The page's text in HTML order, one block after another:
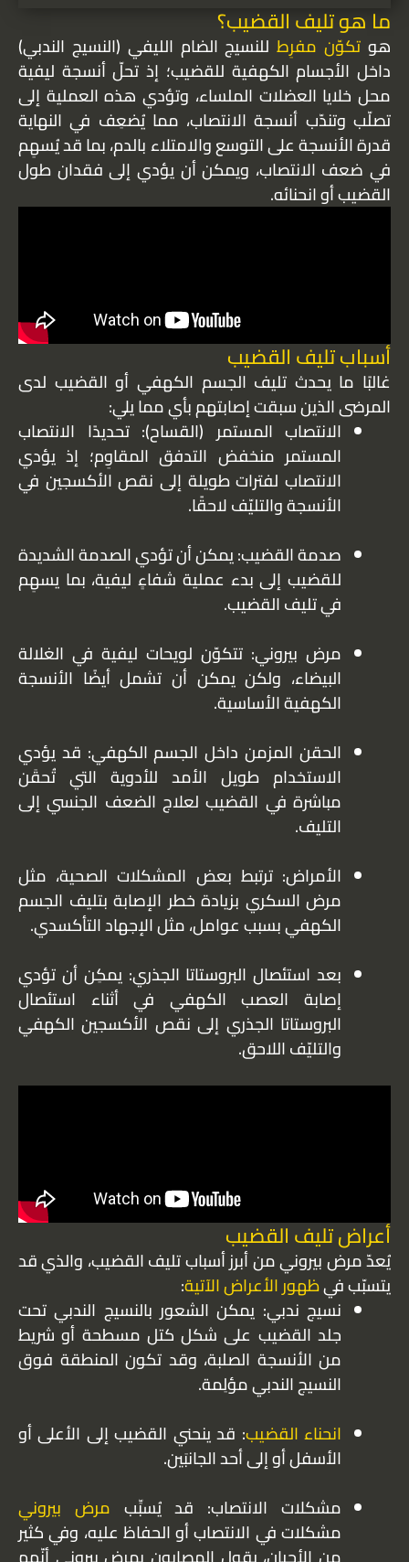
ما هو تليف القضيب؟
هوتكوّن مفرِطللنسيج الضام الليفي (النسيج الندبي)
داخل الأجسام الكهفية للقضيب؛ إذ تحلّ أنسجة ليفية
محل خلايا العضلات الملساء، وتؤدي هذه العملية إلى
تصلّب وتندّب أنسجة الانتصاب، مما يُضعِف في النهاية
قدرة الأنسجة على التوسع والامتلاء بالدم، بما قد يُسهِم
في ضعف الانتصاب، ويمكن أن يؤدي إلى فقدان طول
القضيب أو انحنائه.
أسباب تليف القضيب
غالبًا ما يحدث تليف الجسم الكهفي أو القضيب لدى
المرضى الذين سبقت إصابتهم بأي مما يلي:
الانتصاب المستمر (القساح): تحديدًا الانتصاب
المستمر منخفض التدفق المقاوِم؛ إذ يؤدي
الانتصاب لفترات طويلة إلى نقص الأكسجين في
الأنسجة والتليّف لاحقًا.
صدمة القضيب: يمكن أن تؤدي الصدمة الشديدة
للقضيب إلى بدء عملية شفاءٍ ليفية، بما يسهِم
في تليف القضيب.
مرض بيروني: تتكوّن لويحات ليفية في الغلالة
البيضاء، ولكن يمكن أن تشمل أيضًا الأنسجة
الكهفية الأساسية.
الحقن المزمن داخل الجسم الكهفي: قد يؤدي
الاستخدام طويل الأمد للأدوية التي تُحقَن
مباشرة في القضيب لعلاج الضعف الجنسي إلى
التليف.
الأمراض: ترتبط بعض المشكلات الصحية، مثل
مرض السكري بزيادة خطر الإصابة بتليف الجسم
الكهفي بسبب عوامل، مثل الإجهاد التأكسدي.
بعد استئصال البروستاتا الجذري: يمكِن أن تؤدي
إصابة العصب الكهفي في أثناء استئصال
البروستاتا الجذري إلى نقص الأكسجين الكهفي
والتليّف اللاحق.
أعراض تليف القضيب
يُعدّ مرض بيروني من أبرز أسباب تليف القضيب، والذي قد
يتسبّب فيظهور الأعراض الآتية:
نسيج ندبي: يمكن الشعور بالنسيج الندبي تحت
جلد القضيب على شكل كتل مسطحة أو شريط
من الأنسجة الصلبة، وقد تكون المنطقة فوق
النسيج الندبي مؤلِمة.
انحناء القضيب: قد ينحني القضيب إلى الأعلى أو
الأسفل أو إلى أحد الجانبَين.
مشكلات الانتصاب: قد يُسبِّب مرض بيروني
مشكلات في الانتصاب أو الحفاظ عليه، وفي كثير